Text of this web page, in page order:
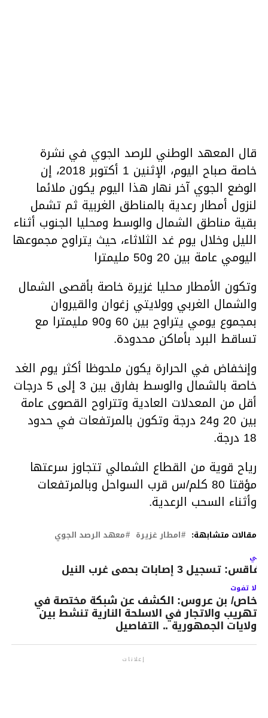
قال المعهد الوطني للرصد الجوي في نشرة
خاصة صباح اليوم، الإثنين 1 أكتوبر 2018، إن
الوضع الجوي آخر نهار هذا اليوم يكون ملائما
لنزول أمطار رعدية بالمناطق الغربية ثم تشمل
بقية مناطق الشمال والوسط ومحليا الجنوب أثناء
الليل وخلال يوم غد الثلاثاء، حيث يتراوح مجموعها
اليومي عامة بين 20 و50 مليمترا
وتكون الأمطار محليا غزيرة خاصة بأقصى الشمال
والشمال الغربي وولايتي زغوان والقيروان
بمجموع يومي يتراوح بين 60 و90 مليمترا مع
تساقط البرد بأماكن محدودة.
وإنخفاض في الحرارة يكون ملحوظا أكثر يوم الغد
خاصة بالشمال والوسط بفارق بين 3 إلى 5 درجات
أقل من المعدلات العادية وتتراوح القصوى عامة
بين 20 و24 درجة وتكون بالمرتفعات في حدود
18 درجة.
رياح قوية من القطاع الشمالي تتجاوز سرعتها
مؤقتا 80 كلم/س قرب السواحل وبالمرتفعات
وأثناء السحب الرعدية.
مقالات متشابهة: امطار غزيرة معهد الرصد الجوي
تسجيل 3 إصابات بحمى غرب النيل
لا تفوت
خاص/ بن عروس: الكشف عن شبكة مختصة في
تهريب والاتجار في الاسلحة النارية تنشط بين
ولايات الجمهورية .. التفاصيل
إعلانات